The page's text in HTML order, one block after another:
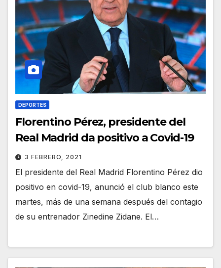
DEPORTES
Florentino Pérez, presidente del
Real Madrid da positivo a Covid-19
3 FEBRERO, 2021
El presidente del Real Madrid Florentino Pérez dio
positivo en covid-19, anunció el club blanco este
martes, más de una semana después del contagio
de su entrenador Zinedine Zidane. El…